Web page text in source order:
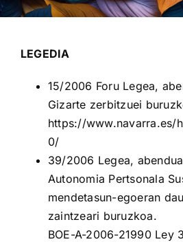
LEGEDIA
15/2006 Foru Legea,
Gizarte zerbitzuei
https://www.navarra.es/
0/
39/2006 Legea,
Autonomia Pertsonala
mendetasun-egoeran
zaintzeari buruzkoa.
BOE-A-2006-21990 Ley